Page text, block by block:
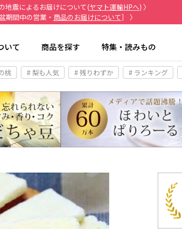
地震によるお届けについて(ヤマト運輸HPへ) 〉
盆期間中の営業・ 商品のお届けについて］ 〉
いて 商品を探す 特集・読みもの
桃 # 梨も人気 # 残りわずか # ランキング